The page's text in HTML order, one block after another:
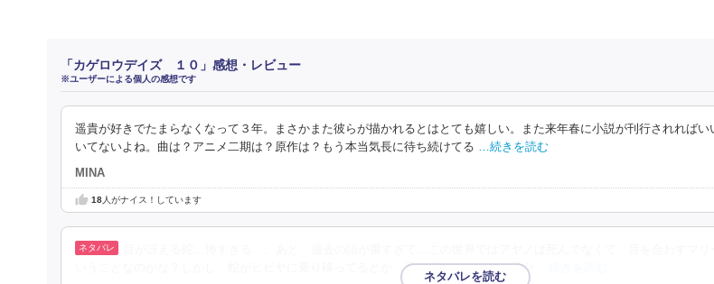
「カゲロウデイズ １０」感想・レビュー
※ユーザーによる個人の感想です
遥貴が好きでたまらなくなって３年。まさかまた彼らが描かれるとはとても嬉しい。また来年春に小説が刊行されれば
いてないよね。曲は？アニメ二期は？原作は？もう本当気長に待ち続けてる …続きを読む
MINA
18人がナイス！しています
いうことなのかな？しかし、蛇がヒビヤに乗り移ってるとか、悲し過ぎる。あと何回や